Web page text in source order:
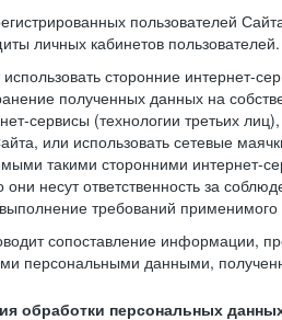
пользователей
личных кабинетов
сторонние интернет-
полученных данных на
сервисы (технологии третьих
или использовать сетевые
такими сторонними интернет-
они несут ответственность за
требований применимого
сопоставление информации,
персональными данными,
обработки персональных